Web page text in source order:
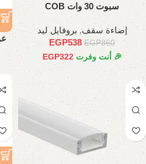
سبوت 30 وات COB
إضاءة سقف, بروفايل ليد
EGP860
EGP538
🎉 أنت وفرت EGP322